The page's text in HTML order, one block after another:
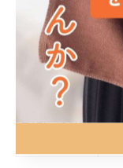
整体
骨
節
ツ
組み合わせ